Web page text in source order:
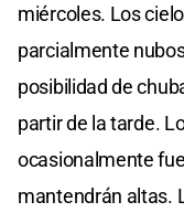
miércoles. Los
parcialmente
posibilidad de
partir de la tarde.
ocasionalmente
mantendrán altas.